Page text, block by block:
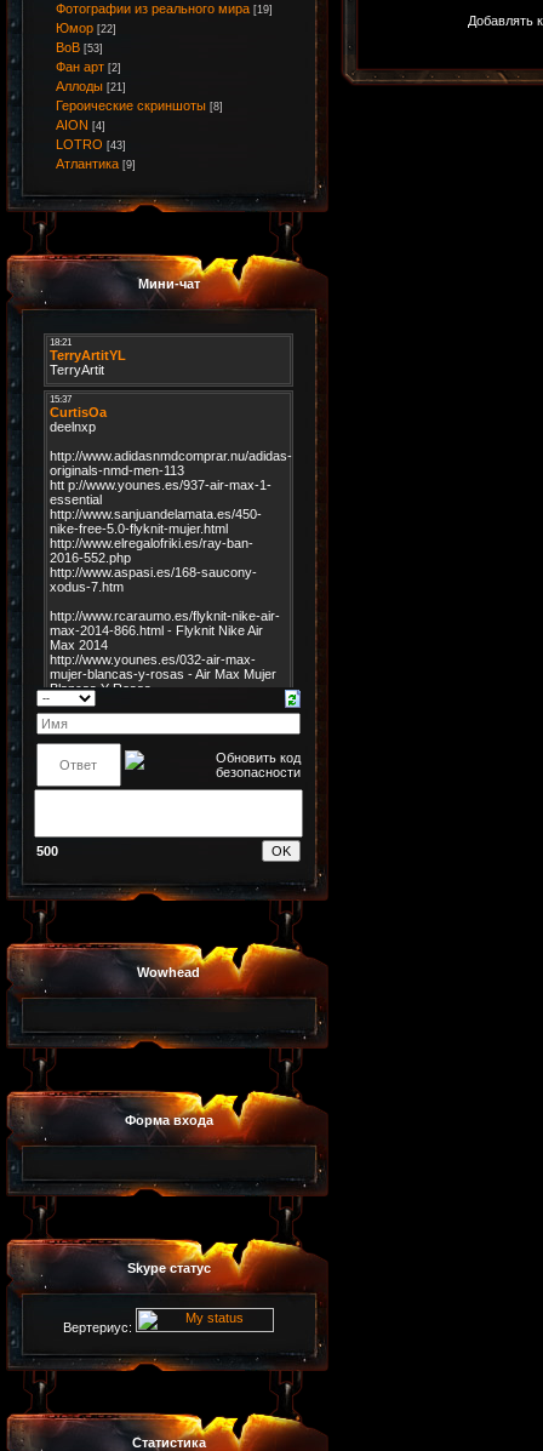
Фотографии из реального мира [19]
Юмор [22]
ВоВ [53]
Фан арт [2]
Аллоды [21]
Героические скриншоты [8]
AION [4]
LOTRO [43]
Атлантика [9]
Мини-чат
500
Wowhead
Форма входа
Skype статус
Вертериус:
Статистика
Добавлять